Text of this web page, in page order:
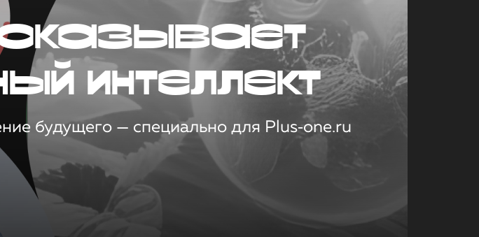
интеллект
будущего — специально для Plus‑one.ru